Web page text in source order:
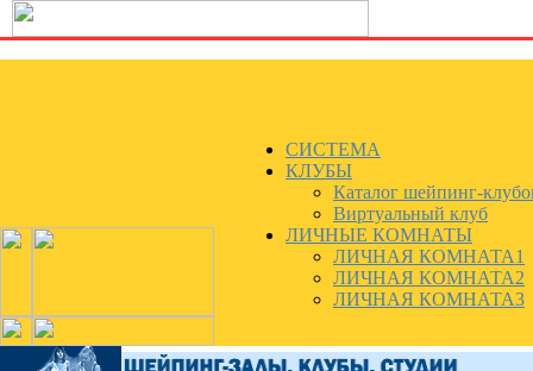
СИСТЕМА
КЛУБЫ
Каталог шейпинг-
Виртуальный клуб
ЛИЧНЫЕ КОМНАТЫ
ЛИЧНАЯ КОМНАТА1
ЛИЧНАЯ КОМНАТА2
ЛИЧНАЯ КОМНАТА3